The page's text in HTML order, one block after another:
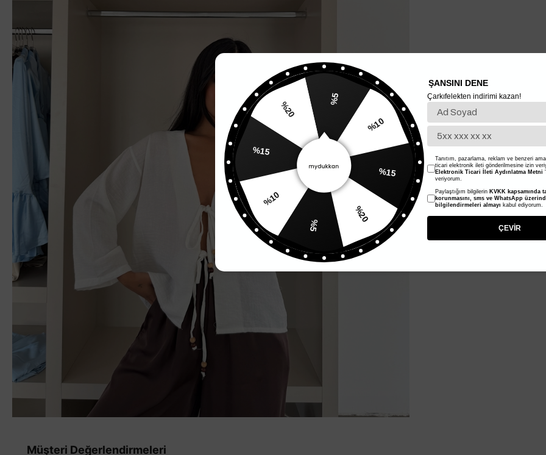
Müşteri Değerlendirmeleri
%10
%20
%10
ŞANSINI DENE
Çarkıfelekten indirimi kazan!
Tanıtım, pazarlama, reklam ve benzeri
ticari elektronik ileti gönderilmesine izin
Elektronik Ticari İleti Aydınlatma Metni
veriyorum.
Paylaştığım bilgilerin KVKK kapsamında
korunmasını, sms ve WhatsApp
bilgilendirmeleri almayı kabul ediyorum.
ÇEVİR